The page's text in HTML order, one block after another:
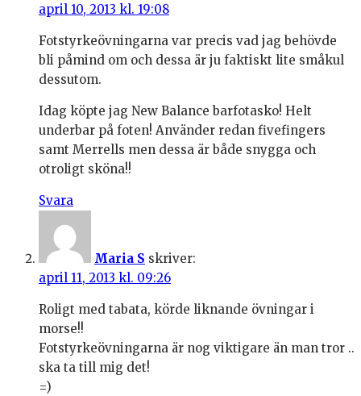
april 10, 2013 kl. 19:08
Fotstyrkeövningarna var precis vad jag behövde
bli påmind om och dessa är ju faktiskt lite småkul
dessutom.
Idag köpte jag New Balance barfotasko! Helt
underbar på foten! Använder redan fivefingers
samt Merrells men dessa är både snygga och
otroligt sköna!!
Svara
Maria S skriver:
april 11, 2013 kl. 09:26
Roligt med tabata, körde liknande övningar i
morse!!
Fotstyrkeövningarna är nog viktigare än man tror ..
ska ta till mig det!
=)